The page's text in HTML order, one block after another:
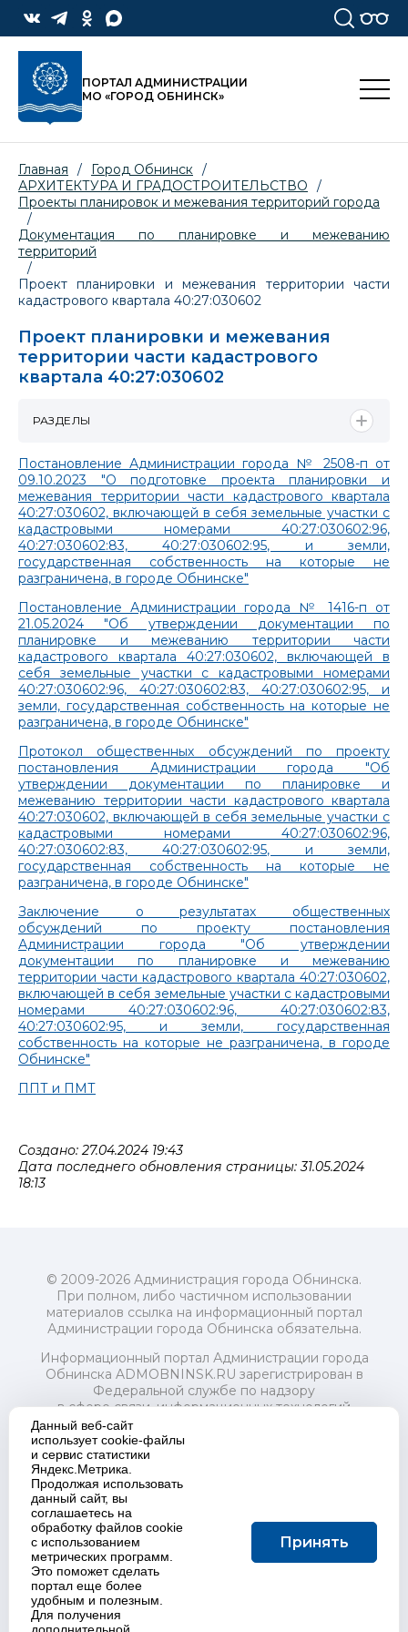
ПОРТАЛ АДМИНИСТРАЦИИ
МО «ГОРОД ОБНИНСК»
Главная / Город Обнинск /
АРХИТЕКТУРА И ГРАДОСТРОИТЕЛЬСТВО
/
Проекты планировок и межевания территорий города
/
Документация по планировке и межеванию
территорий
/
Проект планировки и межевания территории части
кадастрового квартала 40:27:030602
Проект планировки и межевания
территории части кадастрового
квартала 40:27:030602
Постановление Администрации города № 2508-п от
09.10.2023 "О подготовке проекта планировки и
межевания территории части кадастрового квартала
40:27:030602, включающей в себя земельные участки с
кадастровыми номерами 40:27:030602:96,
40:27:030602:83, 40:27:030602:95, и земли,
государственная собственность на которые не
разграничена, в городе Обнинске"
Постановление Администрации города № 1416-п от
21.05.2024 "Об утверждении документации по
планировке и межеванию территории части
кадастрового квартала 40:27:030602, включающей в
себя земельные участки с кадастровыми номерами
40:27:030602:96, 40:27:030602:83, 40:27:030602:95, и
земли, государственная собственность на которые не
разграничена, в городе Обнинске"
Протокол общественных обсуждений по проекту
постановления Администрации города "Об
утверждении документации по планировке и
межеванию территории части кадастрового квартала
40:27:030602, включающей в себя земельные участки с
кадастровыми номерами 40:27:030602:96,
40:27:030602:83, 40:27:030602:95, и земли,
государственная собственность на которые не
разграничена, в городе Обнинске"
Заключение о результатах общественных
обсуждений по проекту постановления
Администрации города "Об утверждении
документации по планировке и межеванию
территории части кадастрового квартала 40:27:030602,
включающей в себя земельные участки с кадастровыми
номерами 40:27:030602:96, 40:27:030602:83,
40:27:030602:95, и земли, государственная
собственность на которые не разграничена, в городе
Обнинске"
ППТ и ПМТ
Создано: 27.04.2024 19:43
Дата последнего обновления страницы: 31.05.2024
18:13
РАЗДЕЛЫ
© 2009-2026 Администрация города Обнинска.
При полном, либо частичном использовании
материалов ссылка на информационный портал
Администрации города Обнинска обязательна.
Информационный портал Администрации города
Обнинска ADMOBNINSK.RU зарегистрирован в
Федеральной службе по надзору
в сфере связи, информационных технологий
и массовых коммуникаций (Роскомнадзор) 24 июля
2018 года.
Свидетельство о регистрации Эл № ФС77-73321
Учредитель: Администрация (исполнительно-
распорядительный орган) городского округа "Город
Обнинск". Главный редактор: Байкова Е.А.
Адрес электронной почты Редакции:
redactor@admobninsk.ru
Телефон Редакции: +7 (484) 395-85-85
Настоящий ресурс содержит материалы 18+
Политика в отношении обработки персональных
Данный веб-сайт
использует cookie-файлы
и сервис статистики
Яндекс.Метрика.
Продолжая использовать
данный сайт, вы
соглашаетесь на
обработку файлов cookie
с использованием
метрических программ.
Это поможет сделать
портал еще более
удобным и полезным.
Для получения
Принять